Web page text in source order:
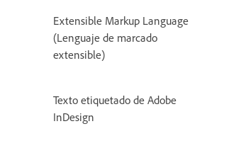
Extensible Markup Language
(Lenguaje de marcado
extensible)
Texto etiquetado de Adobe
InDesign